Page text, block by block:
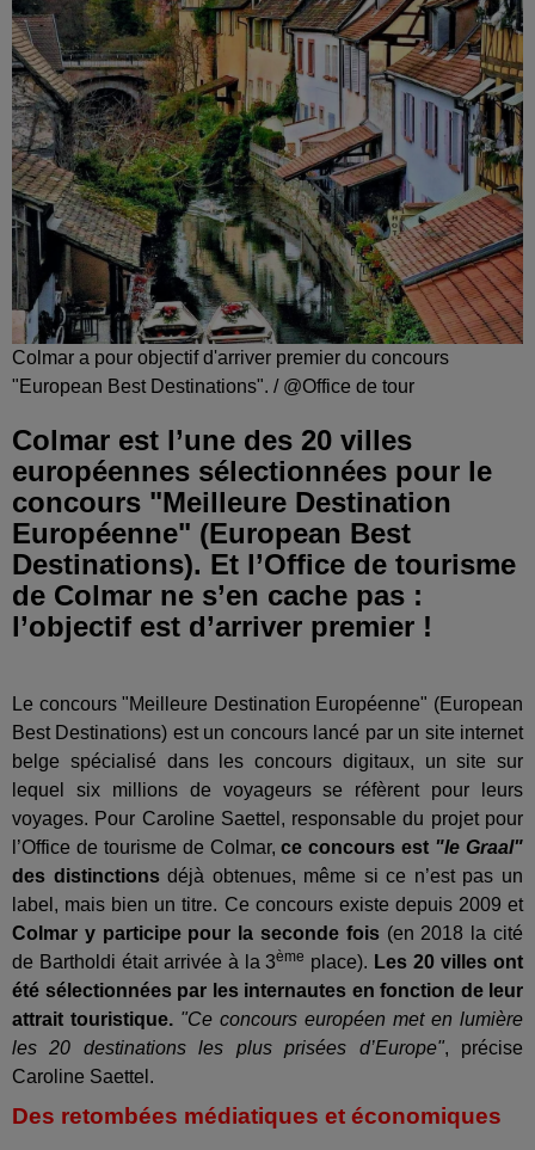
Colmar a pour objectif d'arriver premier du concours
"European Best Destinations". / @Office de tour
Colmar est l’une des 20 villes
européennes sélectionnées pour le
concours "Meilleure Destination
Européenne" (European Best
Destinations). Et l’Office de tourisme
de Colmar ne s’en cache pas :
l’objectif est d’arriver premier !
Le concours "Meilleure Destination Européenne" (European
Best Destinations) est un concours lancé par un site internet
belge spécialisé dans les concours digitaux, un site sur
lequel six millions de voyageurs se réfèrent pour leurs
voyages. Pour Caroline Saettel, responsable du projet pour
l’Office de tourisme de Colmar, ce concours est "le Graal"
des distinctionsdéjà obtenues, même si ce n’est pas un
label, mais bien un titre. Ce concours existe depuis 2009 et
Colmar y participe pour la seconde fois(en 2018 la cité
de Bartholdi était arrivée à la 3ème place). Les 20 villes ont
été sélectionnées par les internautes en fonction de leur
attrait touristique. "Ce concours européen met en lumière
les 20 destinations les plus prisées d’Europe", précise
Caroline Saettel.
Des retombées médiatiques et économiques